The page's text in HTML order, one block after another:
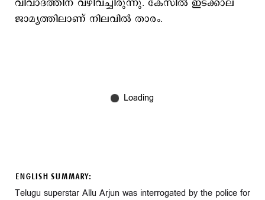
വിവാദത്തിന് വഴിവച്ചിരുന്നു. കേസില്‍ ഇടക്കാല
ജാമ്യത്തിലാണ് നിലവില്‍ താരം.
ENGLISH SUMMARY:
Telugu superstar Allu Arjun was interrogated by the police for